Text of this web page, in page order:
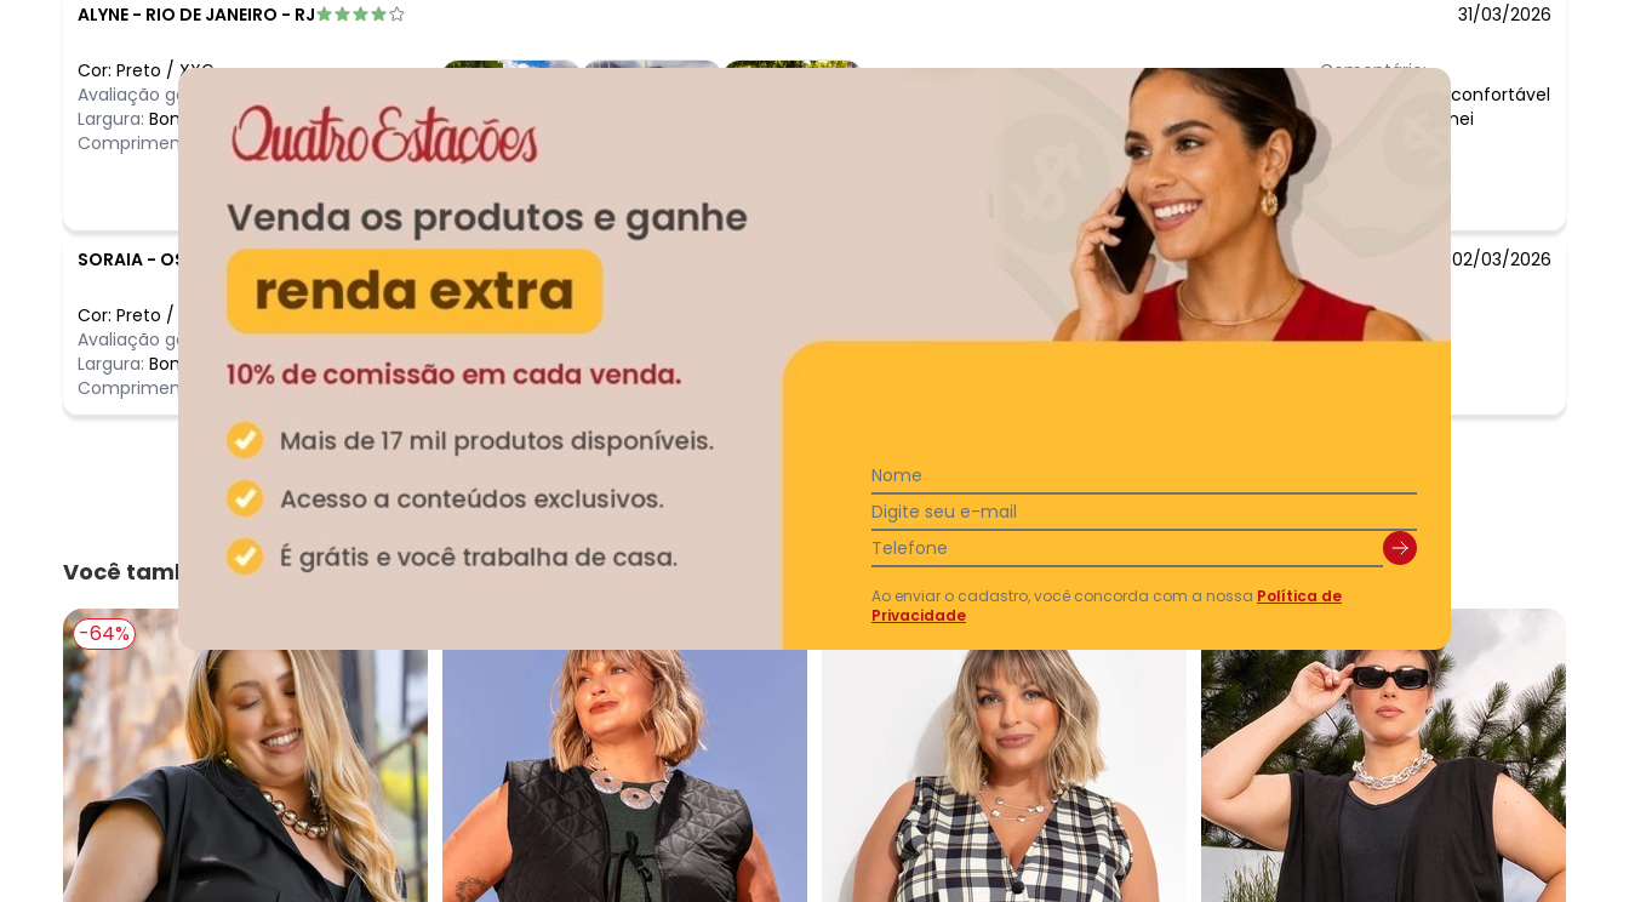
ALYNE - RIO DE JANEIRO - RJ 31/03/2026
Cor: Preto / XXG
Avaliação geral do produto:
Largura: Bom
Comprimento:
Bom
Comentário:
ele é elegante, confortável
e fashion eu amei
SORAIA - OSASCO - SP 02/03/2026
Cor: Preto /
Avaliação geral do produto: Ótimo
Largura: Bom
Comprimento:
Bom
Comentário:
Amei!!! uma das minhas melhores compras por aqui!
Você também pode gostar
-64%
Nome
Digite seu e-mail
Telefone
Ao enviar o cadastro, você concorda com a nossa Política de
Privacidade